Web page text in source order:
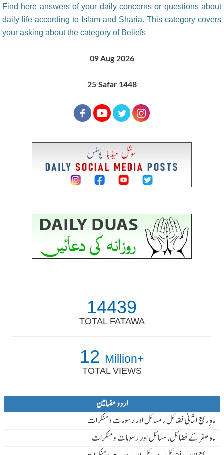
Find here answers of your daily concerns or questions about
daily life according to Islam and Sharia. This category covers
your asking about the category of Beliefs
09 Aug 2026
25 Safar 1448
14439
TOTAL FATAWA
12 Million+
TOTAL VIEWS
اردو مضامین
ماہ ِربیع الثانی فضائل ، مسائل اور رسومات و منکرات
ماہ صفر کے فضائل، مسائل اور رسومات و منکرات